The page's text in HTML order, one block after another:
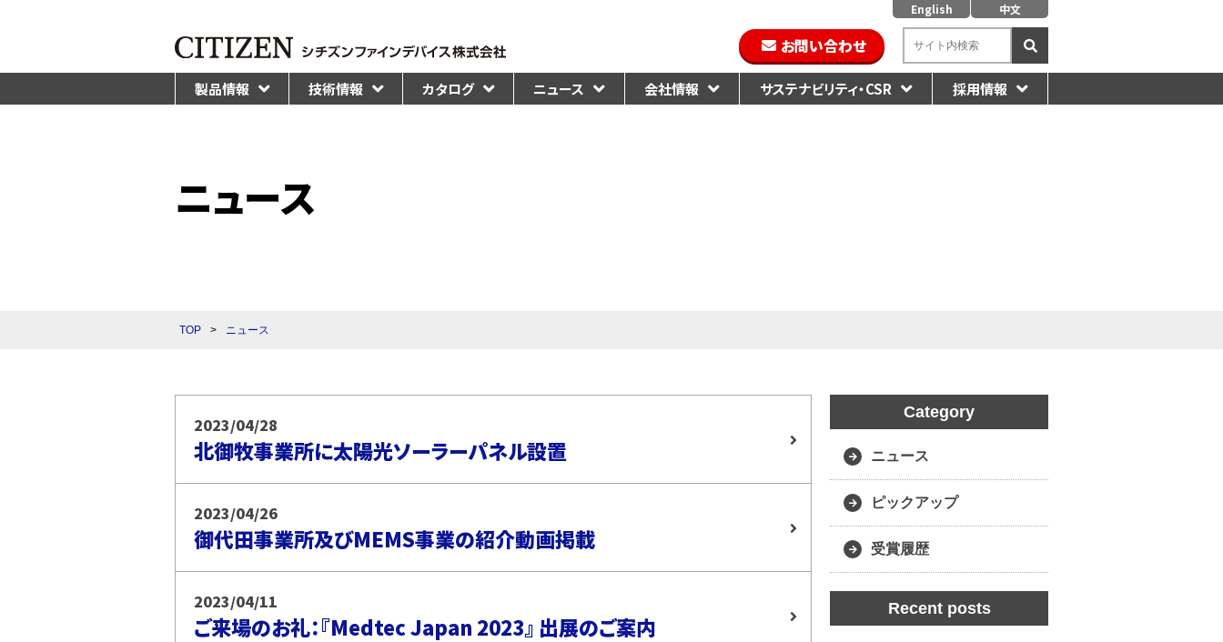
English 中文
お問い合わせ
製品情報 技術情報 カタログ ニュース 会社情報 サステナビリティ・CSR 採用情報
ニュース
TOP > ニュース
2023/04/28
北御牧事業所に太陽光ソーラーパネル設置
2023/04/26
御代田事業所及びMEMS事業の紹介動画掲載
2023/04/11
ご来場のお礼：『Medtec Japan 2023』 出展のご案内
Category
ニュース
ピックアップ
受賞履歴
Recent posts